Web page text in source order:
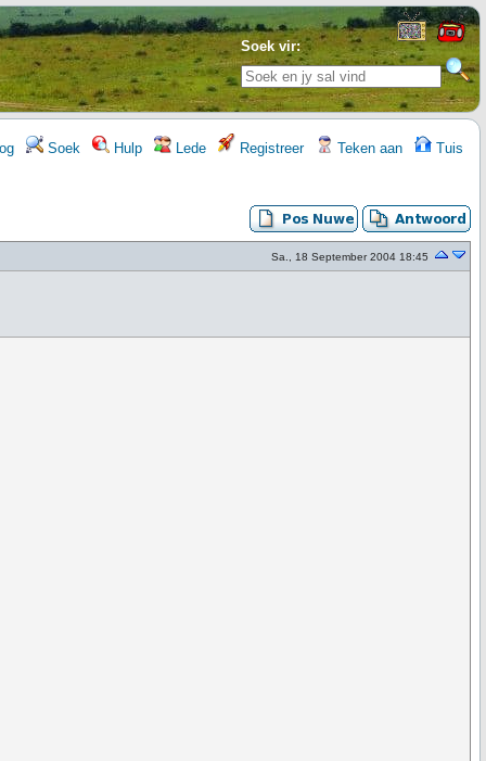
Soek vir:
Soek Hulp Lede Registreer Teken aan Tuis
Sa., 18 September 2004 18:45